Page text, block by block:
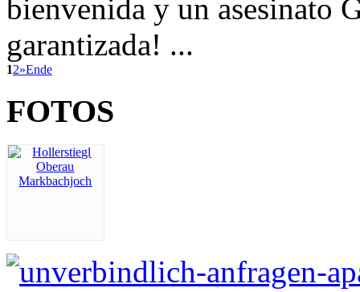
bienvenida y un
garantizada! ...
12»Ende
FOTOS